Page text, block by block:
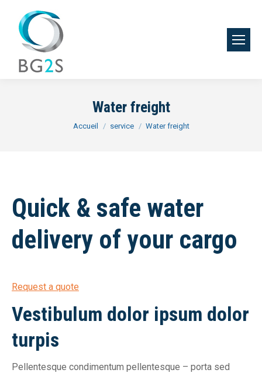
Water freight
Vous êtes ici :
Accueil service Water freight
Quick & safe water
delivery of your cargo
Request a quote
Vestibulum dolor ipsum dolor
turpis
Pellentesque condimentum pellentesque – porta sed